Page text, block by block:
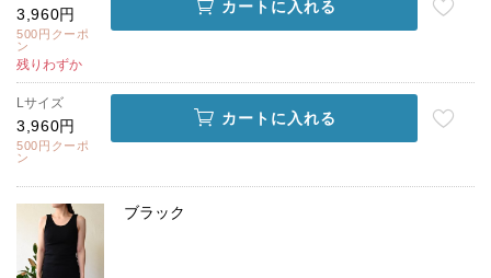
3,960円
500円クーポ
ン
残りわずか
カートに入れる
Lサイズ
3,960円
500円クーポ
ン
カートに入れる
ブラック